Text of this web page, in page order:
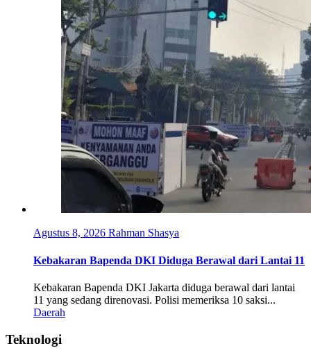
Agustus 8, 2026 Rahman Shasya
Kebakaran Bapenda DKI Diduga Berawal dari Lantai 11
Kebakaran Bapenda DKI Jakarta diduga berawal dari lantai
11 yang sedang direnovasi. Polisi memeriksa 10 saksi...
Daerah
Teknologi